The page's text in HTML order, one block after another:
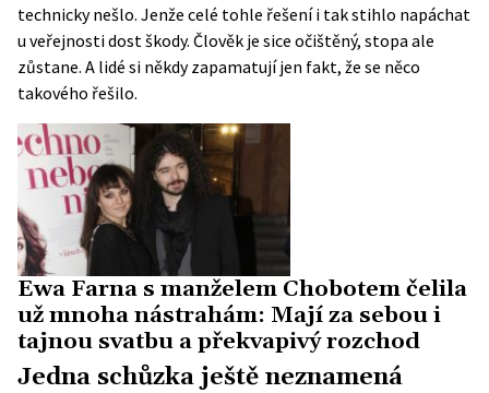
technicky nešlo. Jenže celé tohle řešení i tak stihlo napáchat
u veřejnosti dost škody. Člověk je sice očištěný, stopa ale
zůstane. A lidé si někdy zapamatují jen fakt, že se něco
takového řešilo.
Ewa Farna s manželem Chobotem čelila
už mnoha nástrahám: Mají za sebou i
tajnou svatbu a překvapivý rozchod
Jedna schůzka ještě neznamená